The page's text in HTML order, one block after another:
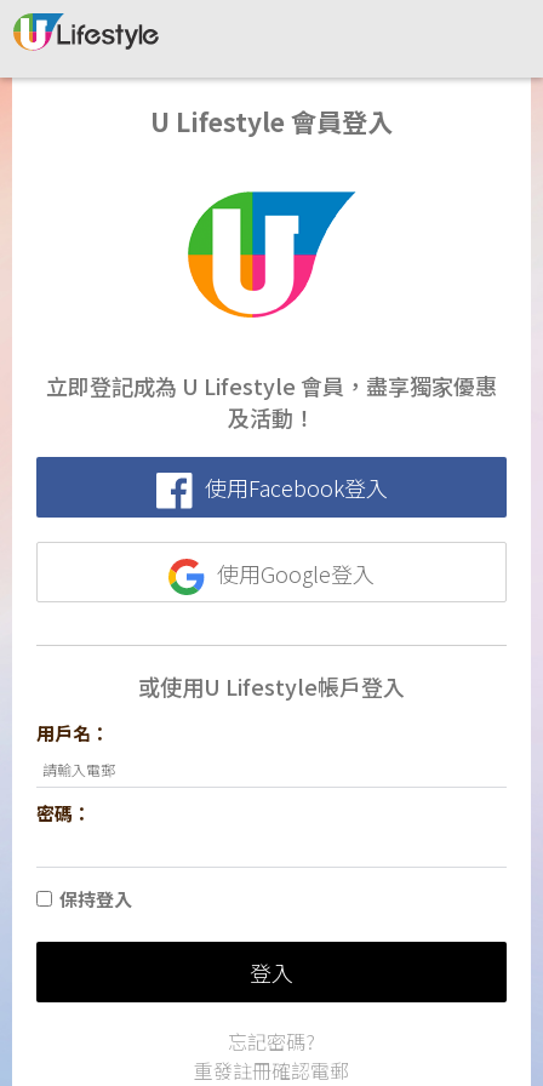
U Lifestyle 會員登入
立即登記成為 U Lifestyle 會員，盡享獨家優惠
及活動！
使用Facebook登入
使用Google登入
或使用U Lifestyle帳戶登入
用戶名：
密碼：
保持登入
登入
忘記密碼?
重發註冊確認電郵